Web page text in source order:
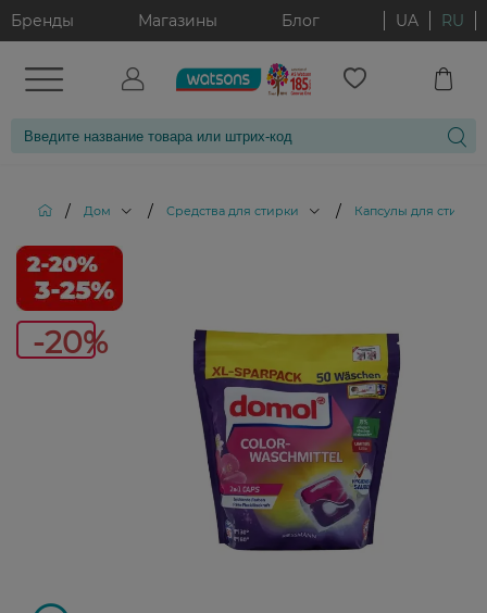
Бренды Магазины Блог UA RU
/ Дом / Средства для стирки / Капсулы для стирки
-20%